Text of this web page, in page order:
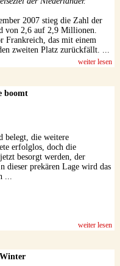
2007 stieg die Zahl der
von 2,6 auf 2,9 Millionen.
Frankreich, das mit einem
zweiten Platz zurückfällt. ...
weiter lesen
boomt
belegt, die weitere
erfolglos, doch die
besorgt werden, der
dieser prekären Lage wird das
weiter lesen